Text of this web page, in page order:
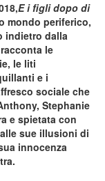
E i figli dopo di
mondo periferico,
indietro dalla
le
le liti
e i
sociale che
Stephanie
e spietata con
sue illusioni di
innocenza